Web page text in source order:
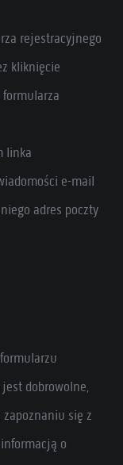
rejestracyjnego
kliknięcie
linka
e-mail
adres poczty
dobrowolne,
się z
o